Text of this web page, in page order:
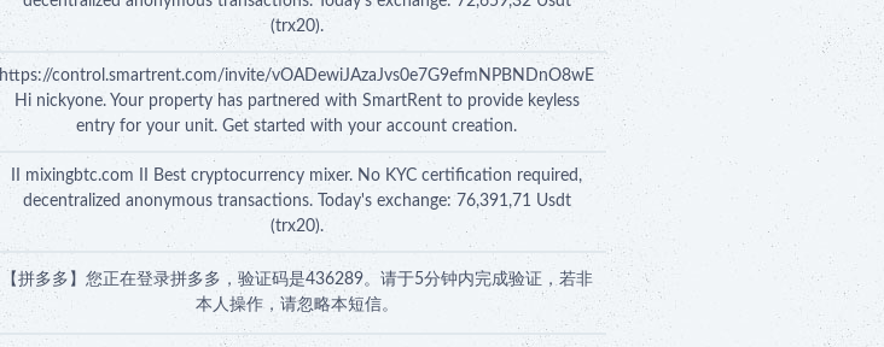
(trx20).
https://control.smartrent.com/invite/vOADewiJAzaJvs0e7G9efmNPBNDnO8wE
Hi nickyone. Your property has partnered with SmartRent to provide keyless
entry for your unit. Get started with your account creation.
II mixingbtc.com II Best cryptocurrency mixer. No KYC certification required,
decentralized anonymous transactions. Today's exchange: 76,391,71 Usdt
(trx20).
【拼多多】您正在登录拼多多，验证码是436289。请于5分钟内完成验证，若非
本人操作，请忽略本短信。